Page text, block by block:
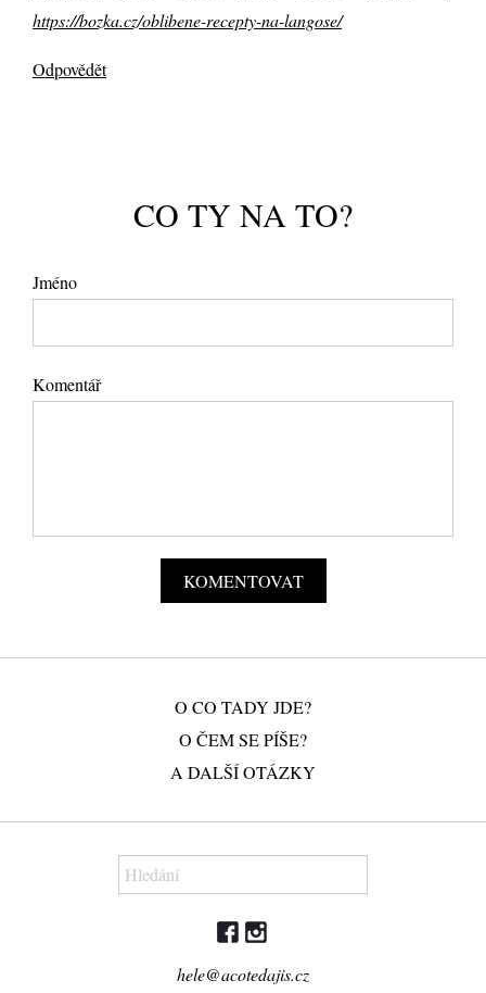
https://bozka.cz/oblibene-recepty-na-langose/
Odpovědět
CO TY NA TO?
Jméno
Komentář
O CO TADY JDE?
O ČEM SE PÍŠE?
A DALŠÍ OTÁZKY
hele@acotedajis.cz